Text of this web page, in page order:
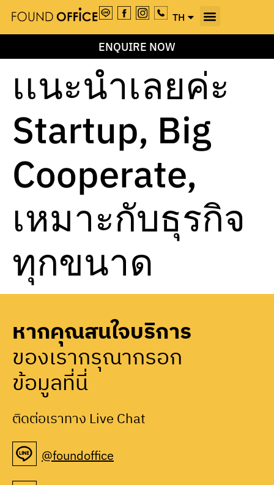
TH
EN
ENQUIRE NOW
เเนะนำเลยค่ะ
Startup, Big
Cooperate,
เหมาะกับธุรกิจ
ทุกขนาด
หากคุณสนใจบริการ
ของเรากรุณากรอก
ข้อมูลที่นี่
ติดต่อเราทาง Live Chat
@foundoffice